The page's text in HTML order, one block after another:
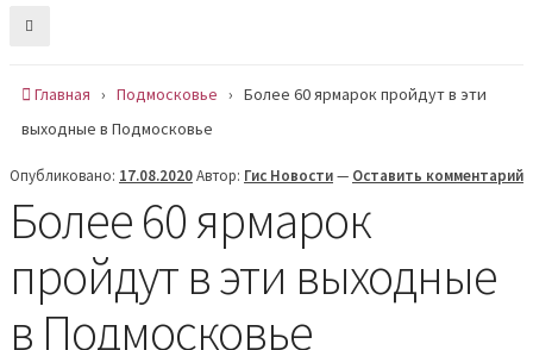
Главная › Подмосковье › Более 60 ярмарок пройдут в эти
выходные в Подмосковье
Опубликовано: 17.08.2020Автор: Гис Новости— Оставить комментарий
Более 60 ярмарок
пройдут в эти выходные
в Подмосковье